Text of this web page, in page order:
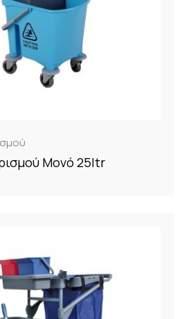
Μονό 25ltr